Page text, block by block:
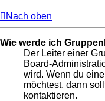
Nach oben
Wie werde ich
Der Leiter einer
Board-
wird. Wenn du
möchtest, dann
kontaktieren.